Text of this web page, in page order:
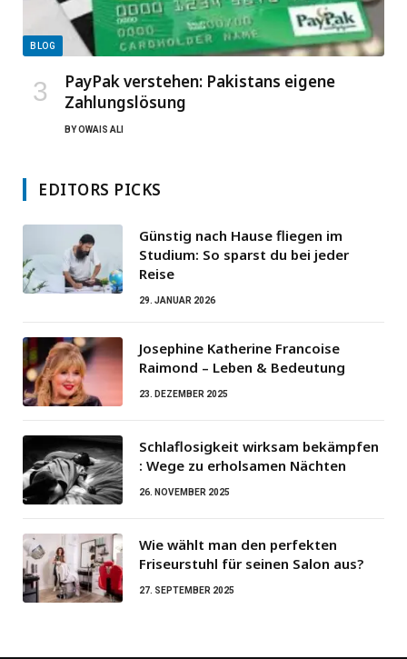
BLOG
PayPak verstehen: Pakistans eigene
Zahlungslösung
BYOWAIS ALI
EDITORS PICKS
Günstig nach Hause fliegen im
Studium: So sparst du bei jeder
Reise
29. JANUAR 2026
Josephine Katherine Francoise
Raimond – Leben & Bedeutung
23. DEZEMBER 2025
Schlaflosigkeit wirksam bekämpfen
: Wege zu erholsamen Nächten
26. NOVEMBER 2025
Wie wählt man den perfekten
Friseurstuhl für seinen Salon aus?
27. SEPTEMBER 2025